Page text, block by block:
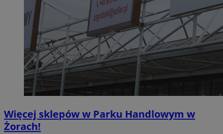
Więcej sklepów w Parku Handlowym w
Żorach!